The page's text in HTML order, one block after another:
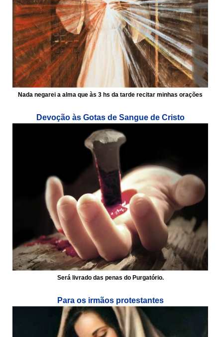
Nada negarei a alma que às 3 hs da tarde recitar minhas orações
Devoção às Gotas de Sangue de Cristo
Será livrado das penas do Purgatório.
Para os irmãos protestantes